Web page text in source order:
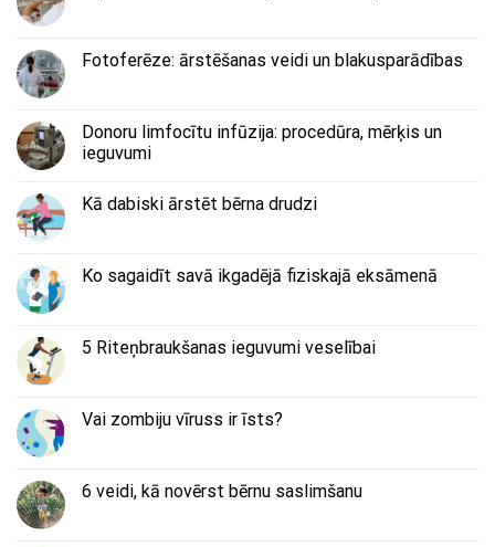
Fotoferēze: ārstēšanas veidi un blakusparādības
Donoru limfocītu infūzija: procedūra, mērķis un
ieguvumi
Kā dabiski ārstēt bērna drudzi
Ko sagaidīt savā ikgadējā fiziskajā eksāmenā
5 Riteņbraukšanas ieguvumi veselībai
Vai zombiju vīruss ir īsts?
6 veidi, kā novērst bērnu saslimšanu